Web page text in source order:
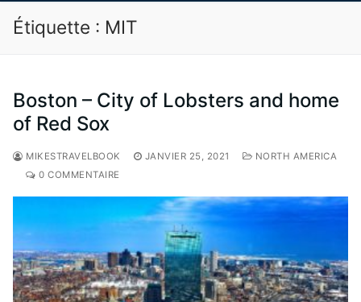
Étiquette : MIT
Boston – City of Lobsters and home
of Red Sox
MIKESTRAVELBOOK JANVIER 25, 2021
NORTH AMERICA
0 COMMENTAIRE